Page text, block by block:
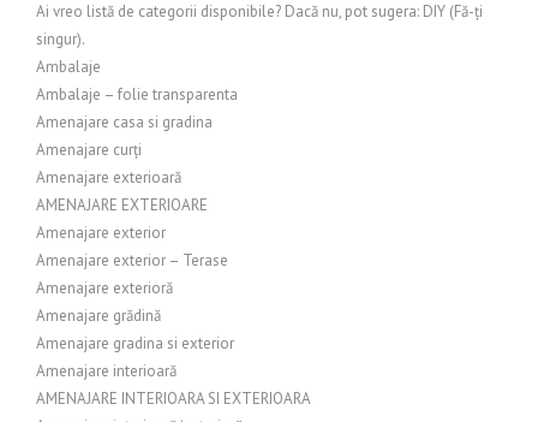
Ai vreo listă de categorii disponibile? Dacă nu, pot sugera: DIY (Fă-ți
singur).
Ambalaje
Ambalaje – folie transparenta
Amenajare casa si gradina
Amenajare curți
Amenajare exterioară
AMENAJARE EXTERIOARE
Amenajare exterior
Amenajare exterior – Terase
Amenajare exterioră
Amenajare grădină
Amenajare gradina si exterior
Amenajare interioară
AMENAJARE INTERIOARA SI EXTERIOARA